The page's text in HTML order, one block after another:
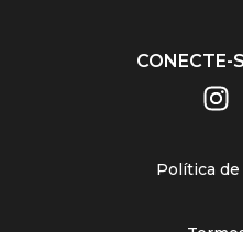
CONECTE-
Política